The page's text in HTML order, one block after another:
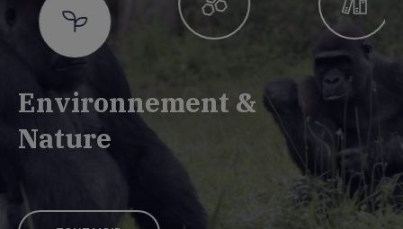
Environnement &
Nature